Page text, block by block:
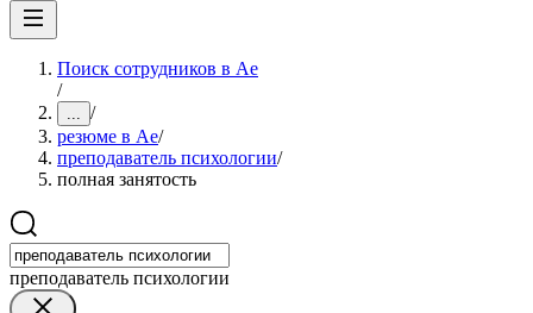
Поиск сотрудников в Ае
/
... /
резюме в Ае/
преподаватель психологии/
полная занятость
преподаватель психологии